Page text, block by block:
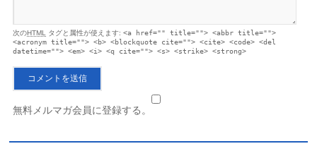
次のHTML タグと属性が使えます:<a href="" title=""> <abbr title="">
<acronym title=""> <b> <blockquote cite=""> <cite> <code> <del
datetime=""> <em> <i> <q cite=""> <s> <strike> <strong>
無料メルマガ会員に登録する。